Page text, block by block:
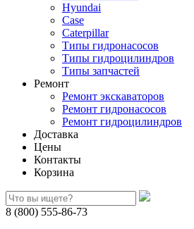
Hyundai
Case
Caterpillar
Типы гидронасосов
Типы гидроцилиндров
Типы запчастей
Ремонт
Ремонт экскаваторов
Ремонт гидронасосов
Ремонт гидроцилиндров
Доставка
Цены
Контакты
Корзина
8 (800) 555-86-73